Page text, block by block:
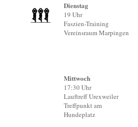
Dienstag
19 Uhr
Faszien-Training
Vereinsraum Marpingen
Mittwoch
17:30 Uhr
Lauftreff Urexweiler
Treffpunkt am
Hundeplatz